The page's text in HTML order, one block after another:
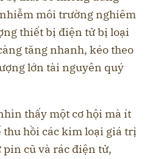
nhiễm môi trường nghiêm
thiết bị điện tử bị loại
tăng nhanh, kéo theo
lớn tài nguyên quý
thấy một cơ hội mà ít
thu hồi các kim loại giá trị
cũ và rác điện tử,